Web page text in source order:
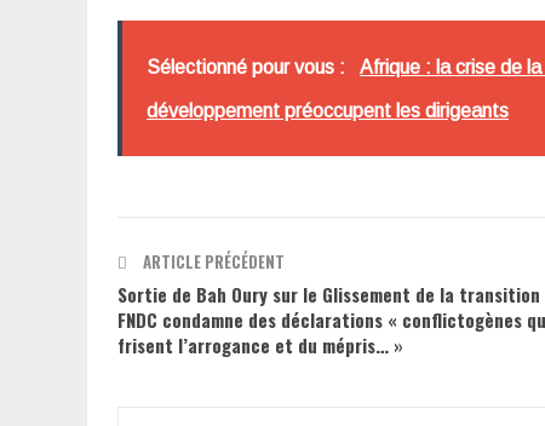
Sélectionné pour vous : Afrique : la crise de
développement préoccupent les dirigeants
ARTICLE PRÉCÉDENT
Sortie de Bah Oury sur le Glissement de la transition
FNDC condamne des déclarations « conflictogènes
frisent l’arrogance et du mépris… »